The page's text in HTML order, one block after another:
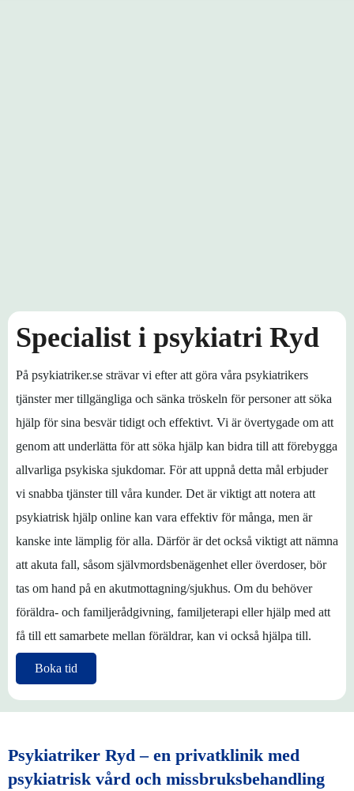
Specialist i psykiatri Ryd
På psykiatriker.se strävar vi efter att göra våra psykiatrikers
tjänster mer tillgängliga och sänka tröskeln för personer att söka
hjälp för sina besvär tidigt och effektivt. Vi är övertygade om att
genom att underlätta för att söka hjälp kan bidra till att förebygga
allvarliga psykiska sjukdomar. För att uppnå detta mål erbjuder
vi snabba tjänster till våra kunder. Det är viktigt att notera att
psykiatrisk hjälp online kan vara effektiv för många, men är
kanske inte lämplig för alla. Därför är det också viktigt att nämna
att akuta fall, såsom självmordsbenägenhet eller överdoser, bör
tas om hand på en akutmottagning/sjukhus. Om du behöver
föräldra- och familjerådgivning, familjeterapi eller hjälp med att
få till ett samarbete mellan föräldrar, kan vi också hjälpa till.
Boka tid
Psykiatriker Ryd – en privatklinik med
psykiatrisk vård och missbruksbehandling